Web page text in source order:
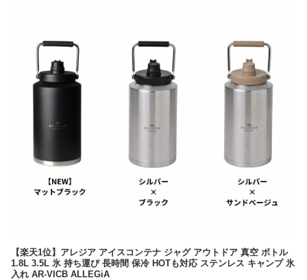
【楽天1位】アレジア アイスコンテナ ジャグ アウトドア 真空 ボトル
1.8L 3.5L 氷 持ち運び 長時間 保冷 HOTも対応 ステンレス キャンプ 氷
入れ AR-VICB ALLEGiA